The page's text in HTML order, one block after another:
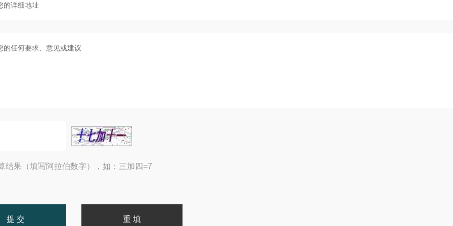
结果（填写阿拉伯数字），如：三加四=7